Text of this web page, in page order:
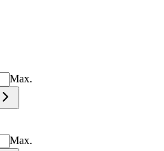
Max.
Max.